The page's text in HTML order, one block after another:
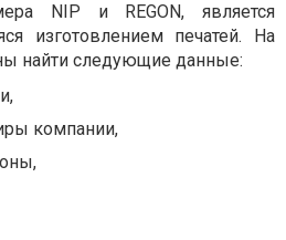
NIP и REGON, является
изготовлением печатей. На
найти следующие данные:
компании,